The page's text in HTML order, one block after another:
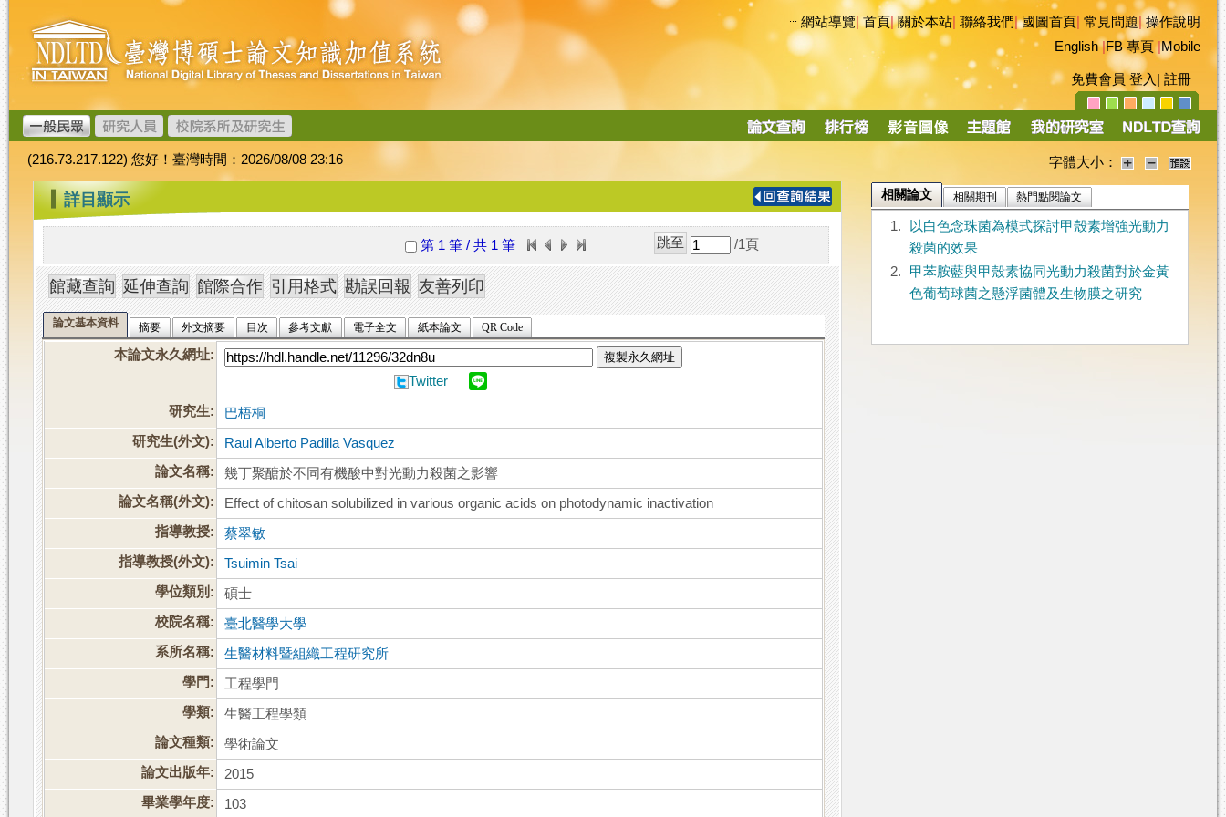
跳
到
主
要
內
容
臺
灣
博
碩
士
論
文
加
值
系
統
::: 網站導覽|首頁|關於本站 聯絡我們|國圖首頁 常見問題|操作說明
English|FB 專頁|Mobile
免費會員 登入 註冊
導
(216.73.217.122) 您好！臺灣時間：2026/08/08 23:16 字體大小：
::: 詳目顯示
第 1 筆 / 共 1 筆 /1 頁
論文基本資料 摘要 外文摘要 目次 參考文獻 電子全文 紙本論文 QR Code
本論文永久網址: 複製永久網址
Twitter
研究生:
巴梧桐
研究生(外文):
Raul Alberto Padilla Vasquez
論文名稱:
幾丁聚醣於不同有機酸中對光動力殺菌之影響
論文名稱(外文):
Effect of chitosan solubilized in various organic acids on photodynamic inactivation
指導教授:
蔡翠敏
指導教授(外文):
Tsuimin Tsai
學位類別:
碩士
校院名稱:
臺北醫學大學
系所名稱:
生醫材料暨組織工程研究所
學門:
工程學門
學類:
生醫工程學類
論文種類:
學術論文
論文出版年:
2015
畢業學年度:
103
相關論文 相關期刊 熱門點閱論文
1.
以白色念珠菌為模式探討甲殼素增強光動力
殺菌的效果
2.
甲苯胺藍與甲殼素協同光動力殺菌對於金黃
色葡萄球菌之懸浮菌體及生物膜之研究